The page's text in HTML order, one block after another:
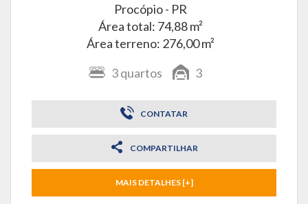
Procópio - PR
Área total: 74,88 m²
Área terreno: 276,00 m²
3quartos 3
CONTATAR
COMPARTILHAR
MAIS DETALHES [+]